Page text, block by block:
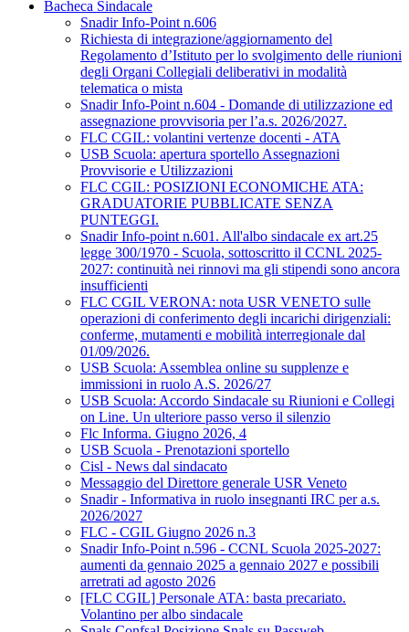
Bacheca Sindacale
Snadir Info-Point n.606
Richiesta di integrazione/aggiornamento del
Regolamento d’Istituto per lo svolgimento delle riunioni
degli Organi Collegiali deliberativi in modalità
telematica o mista
Snadir Info-Point n.604 - Domande di utilizzazione ed
assegnazione provvisoria per l’a.s. 2026/2027.
FLC CGIL: volantini vertenze docenti - ATA
USB Scuola: apertura sportello Assegnazioni
Provvisorie e Utilizzazioni
FLC CGIL: POSIZIONI ECONOMICHE ATA:
GRADUATORIE PUBBLICATE SENZA
PUNTEGGI.
Snadir Info-point n.601. All'albo sindacale ex art.25
legge 300/1970 - Scuola, sottoscritto il CCNL 2025-
2027: continuità nei rinnovi ma gli stipendi sono ancora
insufficienti
FLC CGIL VERONA: nota USR VENETO sulle
operazioni di conferimento degli incarichi dirigenziali:
conferme, mutamenti e mobilità interregionale dal
01/09/2026.
USB Scuola: Assemblea online su supplenze e
immissioni in ruolo A.S. 2026/27
USB Scuola: Accordo Sindacale su Riunioni e Collegi
on Line. Un ulteriore passo verso il silenzio
Flc Informa. Giugno 2026, 4
USB Scuola - Prenotazioni sportello
Cisl - News dal sindacato
Messaggio del Direttore generale USR Veneto
Snadir - Informativa in ruolo insegnanti IRC per a.s.
2026/2027
FLC - CGIL Giugno 2026 n.3
Snadir Info-Point n.596 - CCNL Scuola 2025-2027:
aumenti da gennaio 2025 a gennaio 2027 e possibili
arretrati ad agosto 2026
[FLC CGIL] Personale ATA: basta precariato.
Volantino per albo sindacale